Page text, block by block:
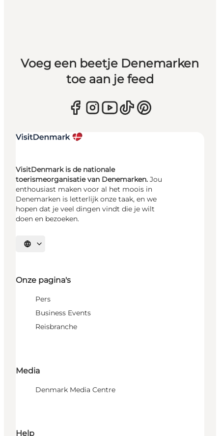
Voeg een beetje Denemarken
toe aan je feed
VisitDenmark is de nationale
toerismeorganisatie van Denemarken. Jou
enthousiast maken voor al het moois in
Denemarken is letterlijk onze taak, en we
hopen dat je veel dingen vindt die je wilt
doen en bezoeken.
Selecteer taal
Onze pagina's
Pers
Business Events
Reisbranche
Media
Denmark Media Centre
Help